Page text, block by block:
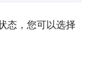
态，您可以选择